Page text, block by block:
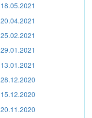
18.05.2021
20.04.2021
25.02.2021
29.01.2021
13.01.2021
28.12.2020
15.12.2020
20.11.2020